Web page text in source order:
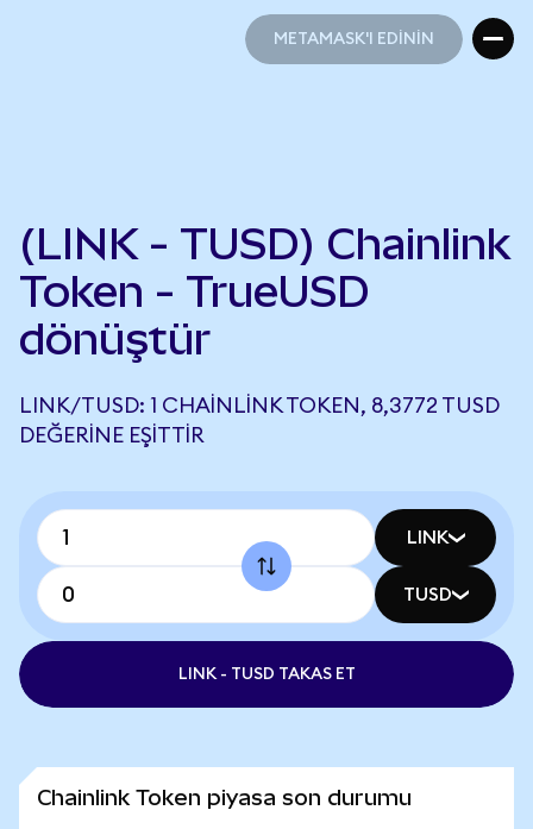
METAMASK'I EDİNİN
(LINK - TUSD) Chainlink
Token - TrueUSD
dönüştür
LINK/TUSD: 1 CHAINLINK TOKEN, 8,3772 TUSD
DEĞERINE EŞITTIR
LINK
TUSD
LINK - TUSD TAKAS ET
Chainlink Token piyasa son durumu